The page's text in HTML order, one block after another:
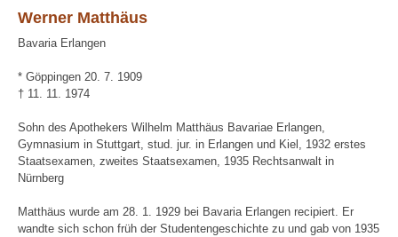
Werner Matthäus
Bavaria Erlangen
* Göppingen 20. 7. 1909
† 11. 11. 1974
Sohn des Apothekers Wilhelm Matthäus Bavariae Erlangen,
Gymnasium in Stuttgart, stud. jur. in Erlangen und Kiel, 1932 erstes
Staatsexamen, zweites Staatsexamen, 1935 Rechtsanwalt in
Nürnberg
Matthäus wurde am 28. 1. 1929 bei Bavaria Erlangen recipiert. Er
wandte sich schon früh der Studentengeschichte zu und gab von 1935